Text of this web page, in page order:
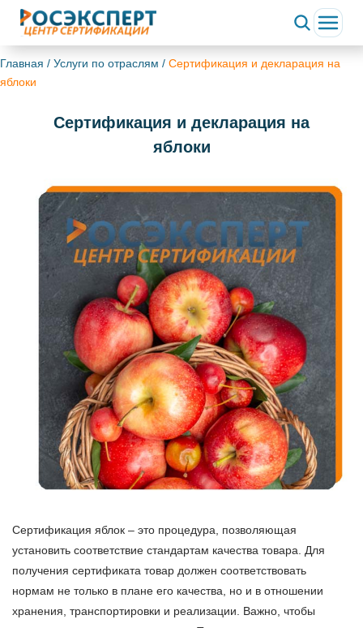
Главная / Услуги по отраслям / Сертификация и декларация на
яблоки
Сертификация и декларация на
яблоки
Сертификация яблок – это процедура, позволяющая
установить соответствие стандартам качества товара. Для
получения сертификата товар должен соответствовать
нормам не только в плане его качества, но и в отношении
хранения, транспортировки и реализации. Важно, чтобы